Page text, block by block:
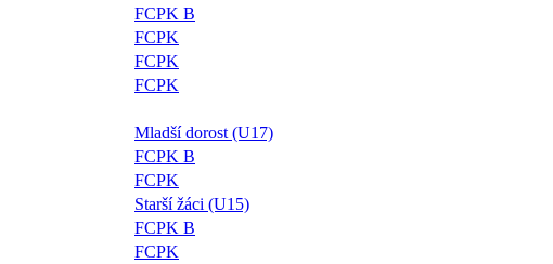
FCPK B
FCPK
FCPK
FCPK
Mladší dorost (U17)
FCPK B
FCPK
Starší žáci (U15)
FCPK B
FCPK